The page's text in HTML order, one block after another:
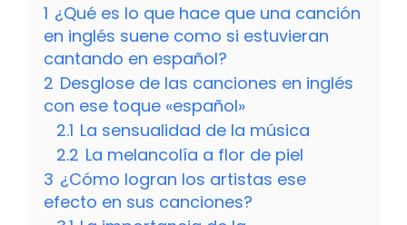
1 ¿Qué es lo que hace que una canción
en inglés suene como si estuvieran
cantando en español?
2 Desglose de las canciones en inglés
con ese toque «español»
2.1 La sensualidad de la música
2.2 La melancolía a flor de piel
3 ¿Cómo logran los artistas ese
efecto en sus canciones?